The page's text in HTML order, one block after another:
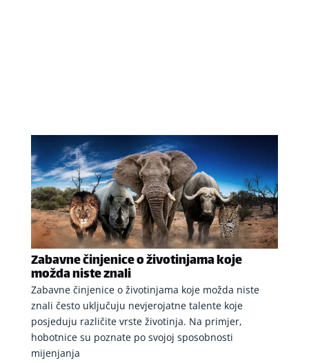
Zabavne činjenice o životinjama koje
možda niste znali
Zabavne činjenice o životinjama koje možda niste
znali često uključuju nevjerojatne talente koje
posjeduju različite vrste životinja. Na primjer,
hobotnice su poznate po svojoj sposobnosti
mijenjanja